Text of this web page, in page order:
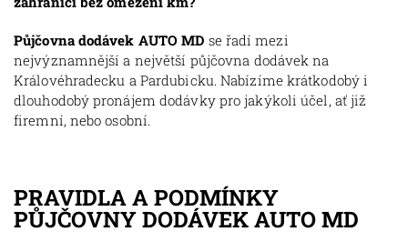
Půjčovna dodávek AUTO MD se řadí mezi
nejvýznamnější a největší půjčovna dodávek na
Královéhradecku a Pardubicku. Nabízíme krátkodobý i
dlouhodobý pronájem dodávky pro jakýkoli účel, ať již
firemní, nebo osobní.
PRAVIDLA A PODMÍNKY
PŮJČOVNY DODÁVEK AUTO MD